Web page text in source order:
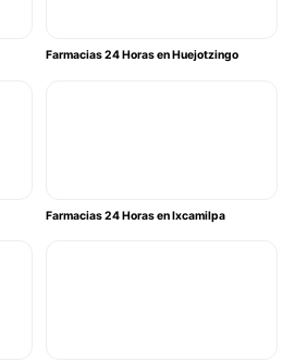
Farmacias 24 Horas en Huejotzingo
Farmacias 24 Horas en Ixcamilpa